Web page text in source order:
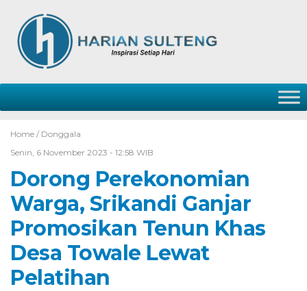
Home / Donggala
Senin, 6 November 2023 - 12:58 WIB
Dorong Perekonomian
Warga, Srikandi Ganjar
Promosikan Tenun Khas
Desa Towale Lewat
Pelatihan